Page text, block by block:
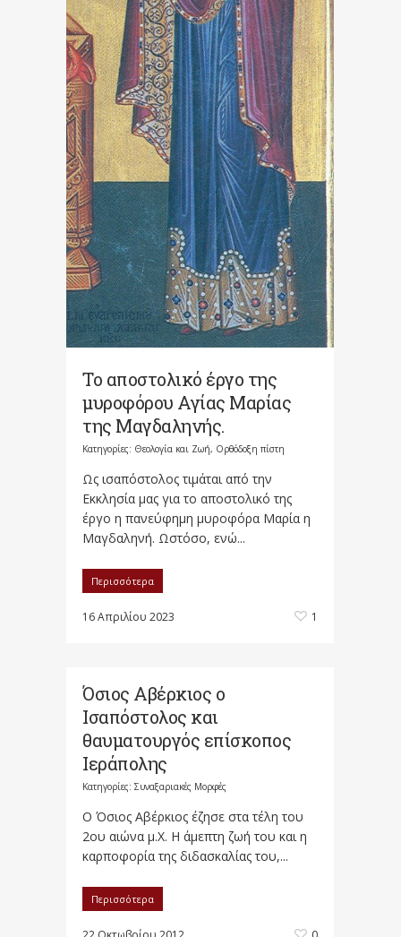
Το αποστολικό έργο της
μυροφόρου Αγίας Μαρίας
της Μαγδαληνής.
Κατηγορίες: Θεολογία και Ζωή, Ορθόδοξη πίστη
Ως ισαπόστολος τιμάται από την
Εκκλησία μας για το αποστολικό της
έργο η πανεύφημη μυροφόρα Μαρία η
Μαγδαληνή. Ωστόσο, ενώ...
Περισσότερα
16 Απριλίου 2023 1
Όσιος Αβέρκιος ο
Ισαπόστολος και
θαυματουργός επίσκοπος
Ιεράπολης
Κατηγορίες: Συναξαριακές Μορφές
Ο Όσιος Αβέρκιος έζησε στα τέλη του
2ου αιώνα μ.Χ. Η άμεπτη ζωή του και η
καρποφορία της διδασκαλίας του,...
Περισσότερα